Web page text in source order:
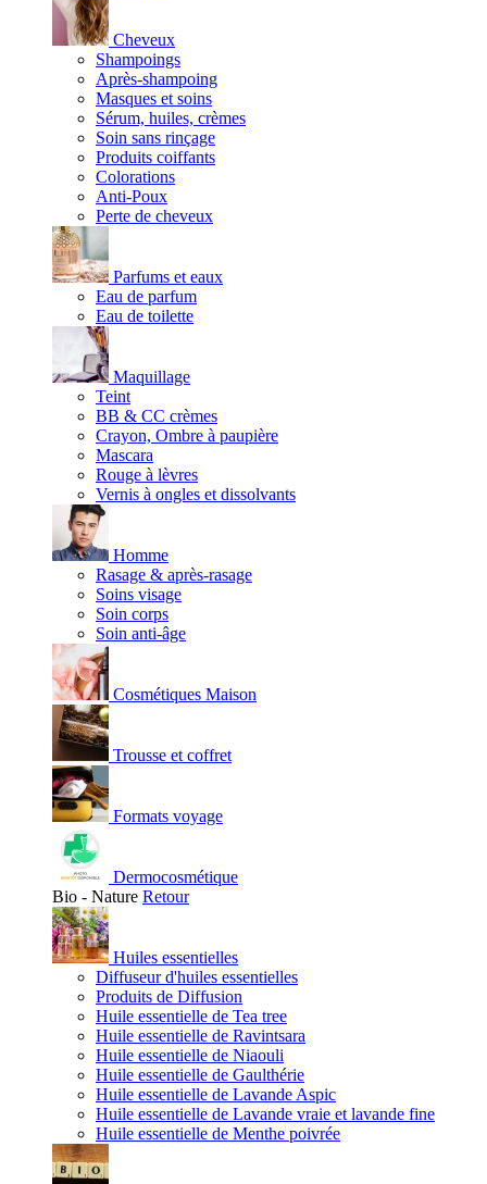
Cheveux
Shampoings
Après-shampoing
Masques et soins
Sérum, huiles, crèmes
Soin sans rinçage
Produits coiffants
Colorations
Anti-Poux
Perte de cheveux
Parfums et eaux
Eau de parfum
Eau de toilette
Maquillage
Teint
BB & CC crèmes
Crayon, Ombre à paupière
Mascara
Rouge à lèvres
Vernis à ongles et dissolvants
Homme
Rasage & après-rasage
Soins visage
Soin corps
Soin anti-âge
Cosmétiques Maison
Trousse et coffret
Formats voyage
Dermocosmétique
Bio - Nature Retour
Huiles essentielles
Diffuseur d'huiles essentielles
Produits de Diffusion
Huile essentielle de Tea tree
Huile essentielle de Ravintsara
Huile essentielle de Niaouli
Huile essentielle de Gaulthérie
Huile essentielle de Lavande Aspic
Huile essentielle de Lavande vraie et lavande fine
Huile essentielle de Menthe poivrée